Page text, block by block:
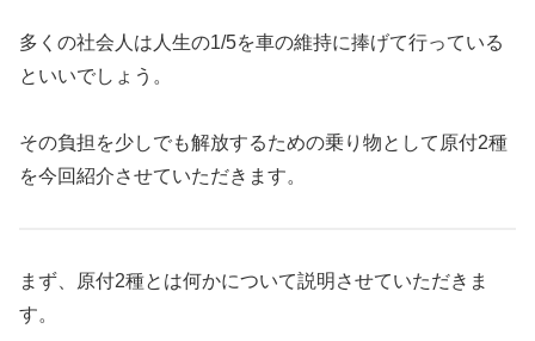
多くの社会人は人生の1/5を車の維持に捧げて行っている
といいでしょう。
その負担を少しでも解放するための乗り物として原付2種
を今回紹介させていただきます。
まず、原付2種とは何かについて説明させていただきま
す。